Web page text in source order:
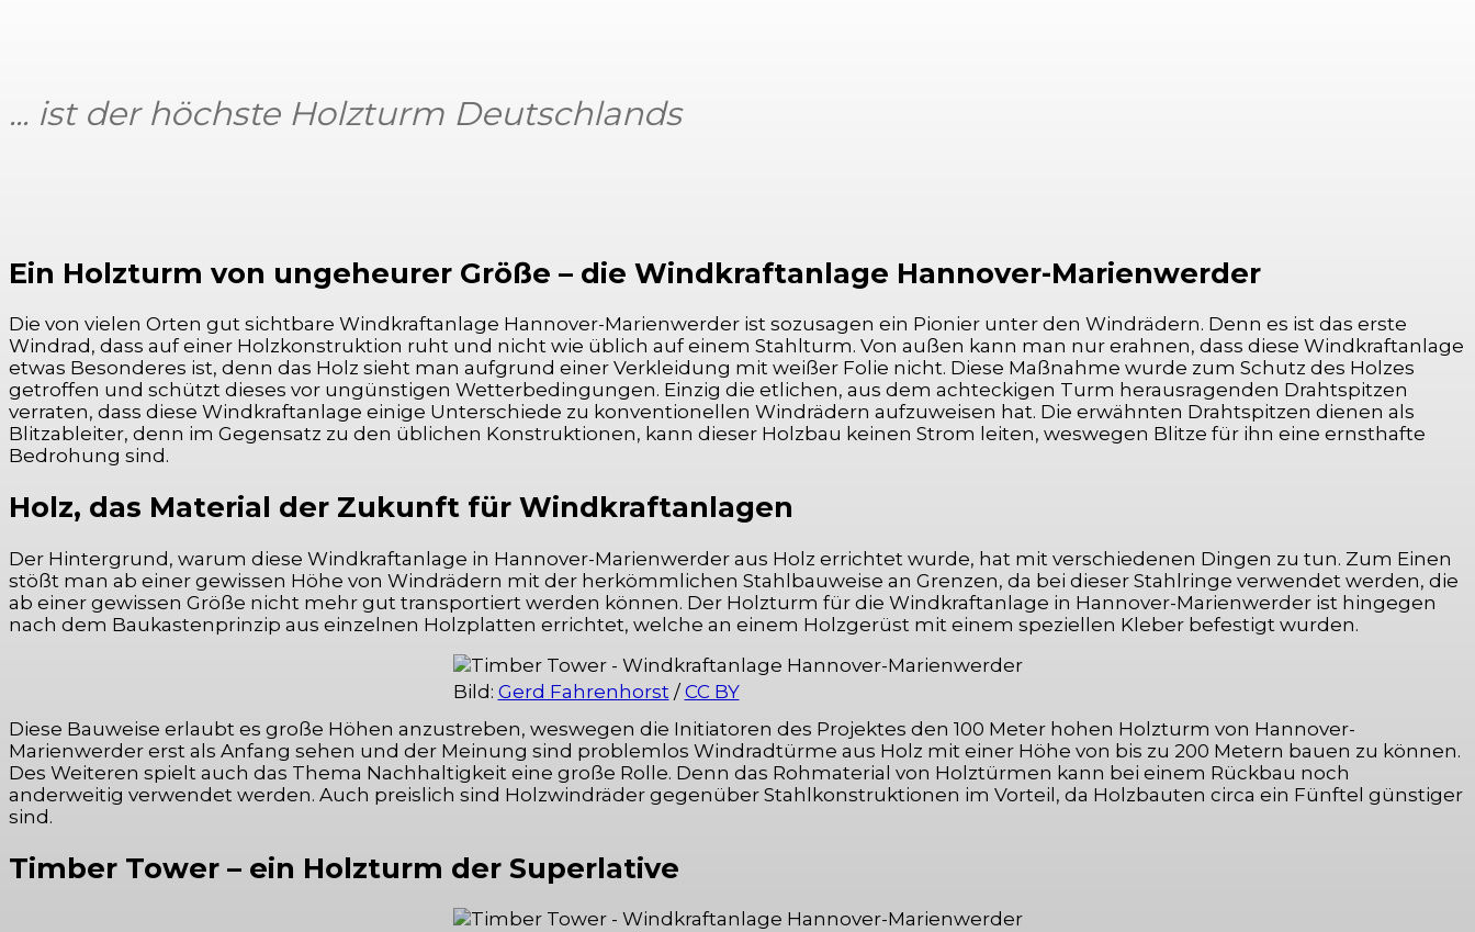
... ist der höchste Holzturm Deutschlands
Ein Holzturm von ungeheurer Größe – die Windkraftanlage Hannover-Marienwerder
Die von vielen Orten gut sichtbare Windkraftanlage Hannover-Marienwerder ist sozusagen ein Pionier unter den Windrädern. Denn es ist das erste
Windrad, dass auf einer Holzkonstruktion ruht und nicht wie üblich auf einem Stahlturm. Von außen kann man nur erahnen, dass diese Windkraftanlage
etwas Besonderes ist, denn das Holz sieht man aufgrund einer Verkleidung mit weißer Folie nicht. Diese Maßnahme wurde zum Schutz des Holzes
getroffen und schützt dieses vor ungünstigen Wetterbedingungen. Einzig die etlichen, aus dem achteckigen Turm herausragenden Drahtspitzen
verraten, dass diese Windkraftanlage einige Unterschiede zu konventionellen Windrädern aufzuweisen hat. Die erwähnten Drahtspitzen dienen als
Blitzableiter, denn im Gegensatz zu den üblichen Konstruktionen, kann dieser Holzbau keinen Strom leiten, weswegen Blitze für ihn eine ernsthafte
Bedrohung sind.
Holz, das Material der Zukunft für Windkraftanlagen
Der Hintergrund, warum diese Windkraftanlage in Hannover-Marienwerder aus Holz errichtet wurde, hat mit verschiedenen Dingen zu tun. Zum Einen
stößt man ab einer gewissen Höhe von Windrädern mit der herkömmlichen Stahlbauweise an Grenzen, da bei dieser Stahlringe verwendet werden, die
ab einer gewissen Größe nicht mehr gut transportiert werden können. Der Holzturm für die Windkraftanlage in Hannover-Marienwerder ist hingegen
nach dem Baukastenprinzip aus einzelnen Holzplatten errichtet, welche an einem Holzgerüst mit einem speziellen Kleber befestigt wurden.
Bild: Gerd Fahrenhorst /CC BY
Diese Bauweise erlaubt es große Höhen anzustreben, weswegen die Initiatoren des Projektes den 100 Meter hohen Holzturm von Hannover-
Marienwerder erst als Anfang sehen und der Meinung sind problemlos Windradtürme aus Holz mit einer Höhe von bis zu 200 Metern bauen zu können.
Des Weiteren spielt auch das Thema Nachhaltigkeit eine große Rolle. Denn das Rohmaterial von Holztürmen kann bei einem Rückbau noch
anderweitig verwendet werden. Auch preislich sind Holzwindräder gegenüber Stahlkonstruktionen im Vorteil, da Holzbauten circa ein Fünftel günstiger
sind.
Timber Tower – ein Holzturm der Superlative